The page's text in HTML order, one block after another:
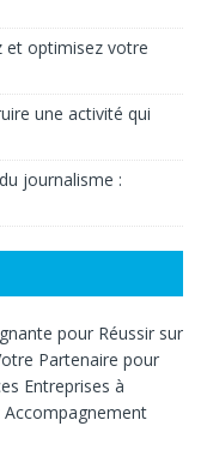
et optimisez votre
une activité qui
journalisme :
pour Réussir sur
Partenaire pour
Entreprises à